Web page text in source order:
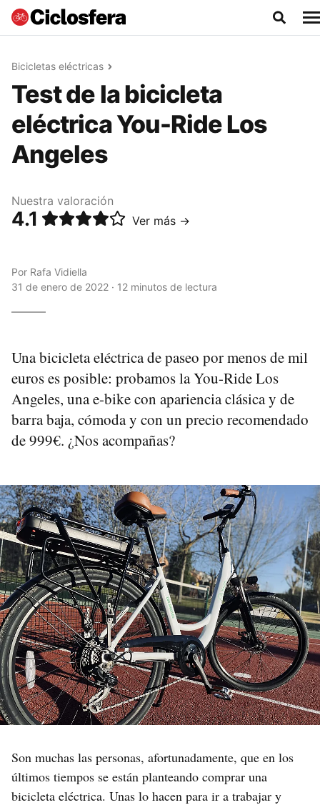
Bicicletas eléctricas
Test de la bicicleta
eléctrica You-Ride Los
Angeles
Nuestra valoración
4.1 Ver más →
Por Rafa Vidiella
31 de enero de 2022 · 12 minutos de lectura
Una bicicleta eléctrica de paseo por menos de mil
euros es posible: probamos la You-Ride Los
Angeles, una e-bike con apariencia clásica y de
barra baja, cómoda y con un precio recomendado
de 999€. ¿Nos acompañas?
Son muchas las personas, afortunadamente, que en los
últimos tiempos se están planteando comprar una
bicicleta eléctrica. Unas lo hacen para ir a trabajar y